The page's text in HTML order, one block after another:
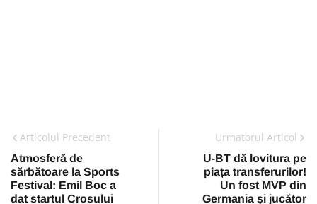
Articolul Precedent
Atmosferă de
sărbătoare la Sports
Festival: Emil Boc a
dat startul Crosului
Urmatorul Articol
U-BT dă lovitura pe
piața transferurilor!
Un fost MVP din
Germania și jucător